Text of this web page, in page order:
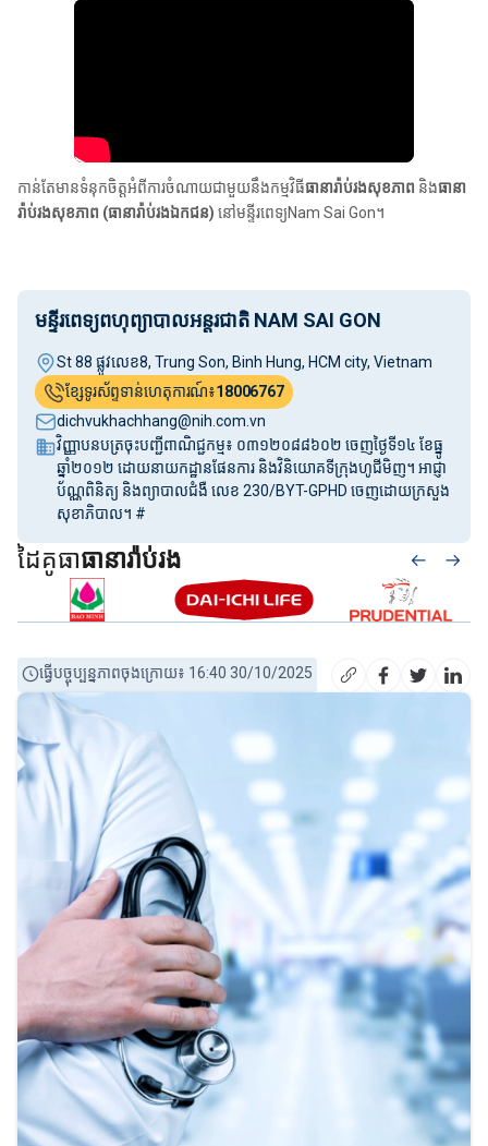
កាន់តែមានទំនុកចិត្តអំពីការចំណាយជាមួយនឹងកម្មវិធីធានារ៉ាប់រងសុខភាព និងធានា
រ៉ាប់រងសុខភាព (ធានារ៉ាប់រងឯកជន) នៅមន្ទីរពេទ្យNam Sai Gon។
មន្ទីរពេទ្យពហុព្យាបាលអន្តរជាតិ NAM SAI GON
St 88 ផ្លូវលេខ8, Trung Son, Binh Hung, HCM city, Vietnam
ខ្សែទូរស័ព្ទទាន់ហេតុការណ៍៖18006767
dichvukhachhang@nih.com.vn
វិញ្ញាបនបត្រចុះបញ្ជីពាណិជ្ជកម្ម៖ ០៣១២០៨៨៦០២ ចេញថ្ងៃទី១៤ ខែធ្នូ
ឆ្នាំ២០១២ ដោយនាយកដ្ឋានផែនការ និងវិនិយោគទីក្រុងហូជីមិញ។ អាជ្ញា
ប័ណ្ណពិនិត្យ និងព្យាបាលជំងឺ លេខ 230/BYT-GPHD ចេញដោយក្រសួង
សុខាភិបាល។ #
ដៃគូធាធានារ៉ាប់រង
ធ្វើបច្ចុប្បន្នភាពចុងក្រោយ៖ 16:40 30/10/2025